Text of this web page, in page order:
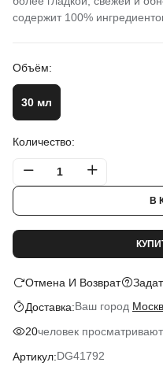
содержит 100%
Объём:
30 мл
Количество:
В
Отмена И Возврат
Доставка:Ваш город
20человек
Артикул:DG41792